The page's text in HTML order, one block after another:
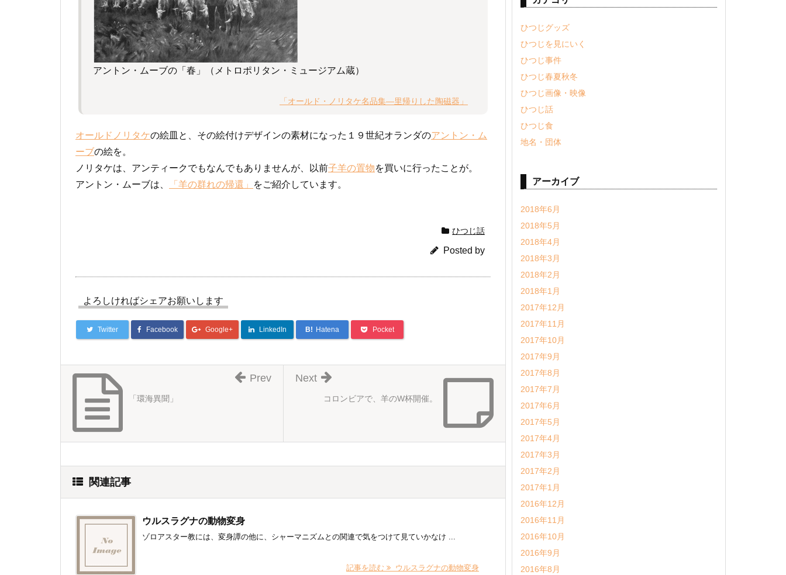
アントン・ムーブの「春」（メトロポリタン・ミュージアム蔵）
「オールド・ノリタケ名品集―里帰りした陶磁器」
オールドノリタケの絵皿と、その絵付けデザインの素材になった１９世紀オランダのアントン・ム
ーブの絵を。
ノリタケは、アンティークでもなんでもありませんが、以前子羊の置物を買いに行ったことが。
アントン・ムーブは、
「羊の群れの帰還」 をご紹介しています。
ひつじ話
Posted by
よろしければシェアお願いします
Twitter Facebook Google+ LinkedIn B! Hatena Pocket
コロンビアで、羊のW杯開催。
Next
「環海異聞」
Prev
関連記事
ウルスラグナの動物変身
ゾロアスター教には、変身譚の他に、シャーマニズムとの関連で気をつけて見ていかなけ ...
記事を読む ウルスラグナの動物変身
ひつじグッズ
ひつじを見にいく
ひつじ事件
ひつじ春夏秋冬
ひつじ画像・映像
ひつじ話
ひつじ食
地名・団体
アーカイブ
2018年6月
2018年5月
2018年4月
2018年3月
2018年2月
2018年1月
2017年12月
2017年11月
2017年10月
2017年9月
2017年8月
2017年7月
2017年6月
2017年5月
2017年4月
2017年3月
2017年2月
2017年1月
2016年12月
2016年11月
2016年10月
2016年9月
2016年8月